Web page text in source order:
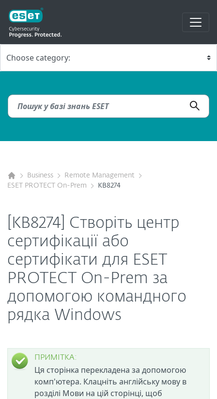
Business
Remote Management
ESET PROTECT On-Prem
KB8274
[KB8274] Створіть центр
сертифікації або
сертифікати для ESET
PROTECT On-Prem за
допомогою командного
рядка Windows
ПРИМІТКА:
Ця сторінка перекладена за допомогою
комп'ютера. Клацніть англійську мову в
розділі Мови на цій сторінці, щоб